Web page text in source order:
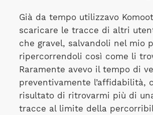
Già da tempo utilizzavo
scaricare le tracce di altri
che gravel, salvandoli nel mio
ripercorrendoli così come li
Raramente avevo il tempo di
preventivamente l’affidabilità,
risultato di ritrovarmi più di
tracce al limite della